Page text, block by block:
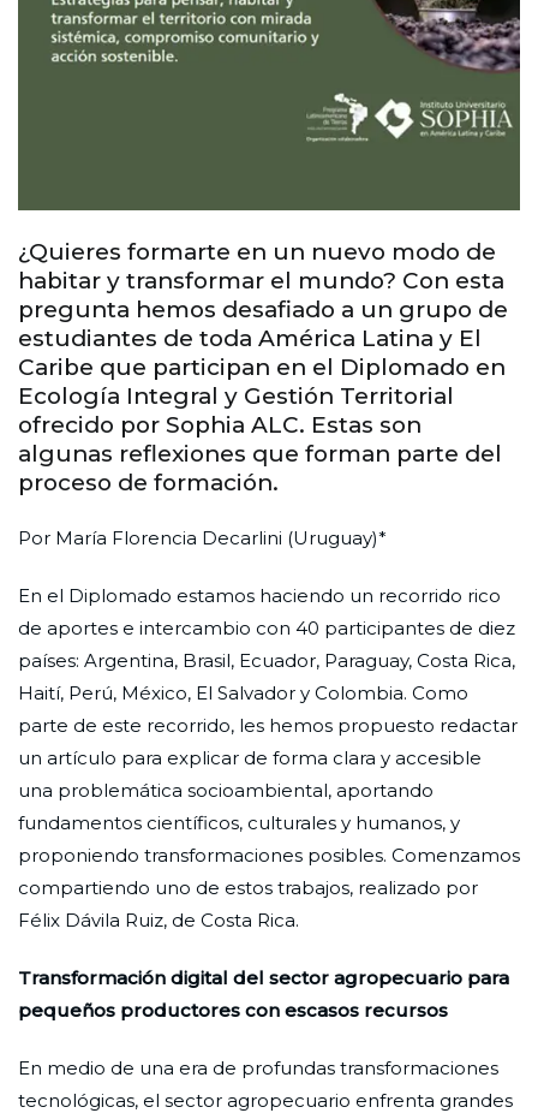
¿Quieres formarte en un nuevo modo de
habitar y transformar el mundo? Con esta
pregunta hemos desafiado a un grupo de
estudiantes de toda América Latina y El
Caribe que participan en el Diplomado en
Ecología Integral y Gestión Territorial
ofrecido por Sophia ALC. Estas son
algunas reflexiones que forman parte del
proceso de formación.
Por María Florencia Decarlini (Uruguay)*
En el Diplomado estamos haciendo un recorrido rico
de aportes e intercambio con 40 participantes de diez
países: Argentina, Brasil, Ecuador, Paraguay, Costa Rica,
Haití, Perú, México, El Salvador y Colombia. Como
parte de este recorrido, les hemos propuesto redactar
un artículo para explicar de forma clara y accesible
una problemática socioambiental, aportando
fundamentos científicos, culturales y humanos, y
proponiendo transformaciones posibles. Comenzamos
compartiendo uno de estos trabajos, realizado por
Félix Dávila Ruiz, de Costa Rica.
Transformación digital del sector agropecuario para
pequeños productores con escasos recursos
En medio de una era de profundas transformaciones
tecnológicas, el sector agropecuario enfrenta grandes